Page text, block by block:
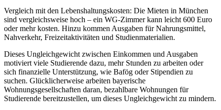
Vergleich mit den Lebenshaltungskosten: Die Mieten in München
sind vergleichsweise hoch – ein WG-Zimmer kann leicht 600 Euro
oder mehr kosten. Hinzu kommen Ausgaben für Nahrungsmittel,
Nahverkehr, Freizeitaktivitäten und Studienmaterialien.
Dieses Ungleichgewicht zwischen Einkommen und Ausgaben
motiviert viele Studierende dazu, mehr Stunden zu arbeiten oder
sich finanzielle Unterstützung, wie Bafög oder Stipendien zu
suchen. Glücklicherweise arbeiten bayerische
Wohnungsgesellschaften daran, bezahlbare Wohnungen für
Studierende bereitzustellen, um dieses Ungleichgewicht zu mindern.